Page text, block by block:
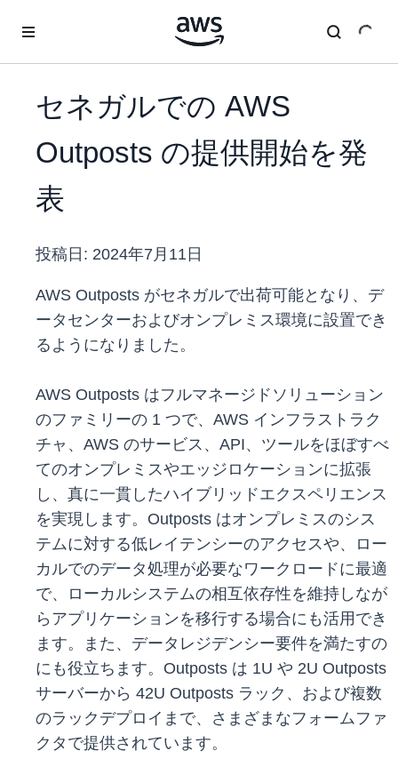
セネガルでの AWS
Outposts の提供開始を発
表
投稿日: 2024年7月11日
AWS Outposts がセネガルで出荷可能となり、デ
ータセンターおよびオンプレミス環境に設置でき
るようになりました。
AWS Outposts はフルマネージドソリューション
のファミリーの 1 つで、AWS インフラストラク
チャ、AWS のサービス、API、ツールをほぼすべ
てのオンプレミスやエッジロケーションに拡張
し、真に一貫したハイブリッドエクスペリエンス
を実現します。Outposts はオンプレミスのシス
テムに対する低レイテンシーのアクセスや、ロー
カルでのデータ処理が必要なワークロードに最適
で、ローカルシステムの相互依存性を維持しなが
らアプリケーションを移行する場合にも活用でき
ます。また、データレジデンシー要件を満たすの
にも役立ちます。Outposts は 1U や 2U Outposts
サーバーから 42U Outposts ラック、および複数
のラックデプロイまで、さまざまなフォームファ
クタで提供されています。